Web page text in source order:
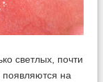
светлых, почти
на